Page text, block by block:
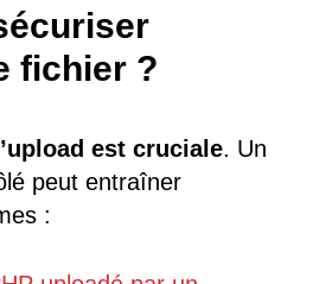
fichier ?
est cruciale. Un
peut entraîner
: